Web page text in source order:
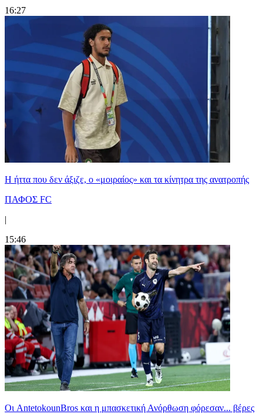
16:27
Η ήττα που δεν άξιζε, ο «μοιραίος» και τα κίνητρα της ανατροπής
ΠΑΦΟΣ FC
|
15:46
Oι AntetokounBros και η μπασκετική Ανόρθωση φόρεσαν... βέρες